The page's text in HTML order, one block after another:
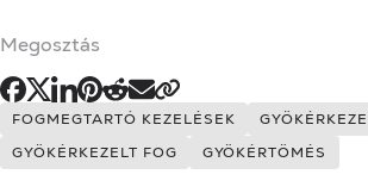
Megosztás
Címkék:
FOGMEGTARTÓ KEZELÉSEK
GYÖKÉRKEZELT FOG
GYÖKÉRTÖMÉS